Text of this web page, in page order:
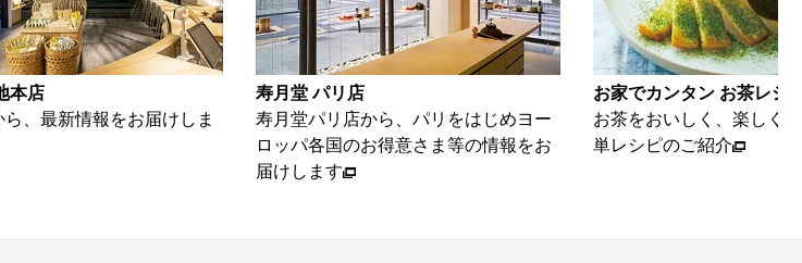
本店
、最新情報をお届けしま
寿月堂 パリ店
寿月堂パリ店から、パリをはじめヨー
ロッパ各国のお得意さま等の情報をお
届けします
お家でカンタン お茶レシ
お茶をおいしく、楽しく
単レシピのご紹介